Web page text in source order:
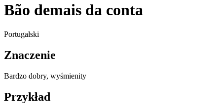
Bão demais da conta
Portugalski
Znaczenie
Bardzo dobry, wyśmienity
Przykład